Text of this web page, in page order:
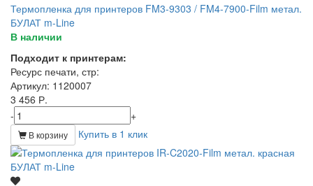
Термопленка для принтеров FM3-9303 / FM4-7900-Film метал.
БУЛАТ m-Line
В наличии
Подходит к принтерам:
Ресурс печати, стр:
Артикул: 1120007
3 456 Р.
-
+
В корзину Купить в 1 клик